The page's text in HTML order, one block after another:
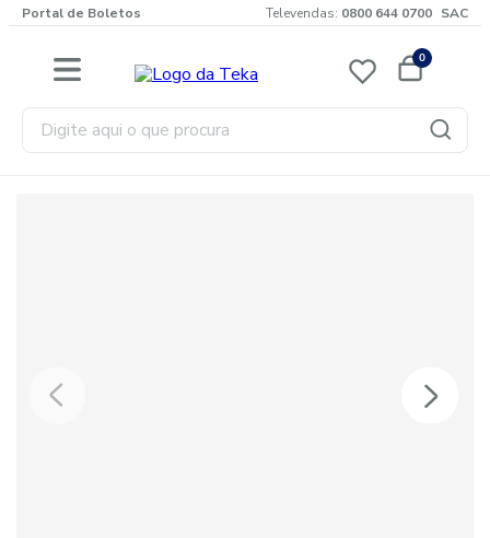
Portal de Boletos Televendas: 0800 644 0700 SAC
0
Digite aqui o que procura